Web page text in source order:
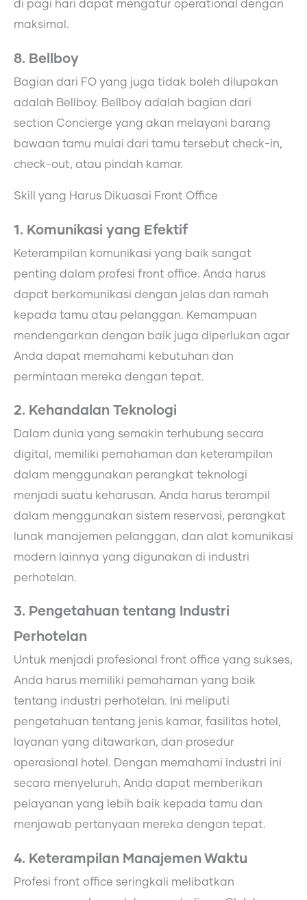
di pagi hari dapat mengatur operational dengan
maksimal.
8. Bellboy
Bagian dari FO yang juga tidak boleh dilupakan
adalah Bellboy. Bellboy adalah bagian dari
section Concierge yang akan melayani barang
bawaan tamu mulai dari tamu tersebut check-in,
check-out, atau pindah kamar.
Skill yang Harus Dikuasai Front Office
1. Komunikasi yang Efektif
Keterampilan komunikasi yang baik sangat
penting dalam profesi front office. Anda harus
dapat berkomunikasi dengan jelas dan ramah
kepada tamu atau pelanggan. Kemampuan
mendengarkan dengan baik juga diperlukan agar
Anda dapat memahami kebutuhan dan
permintaan mereka dengan tepat.
2. Kehandalan Teknologi
Dalam dunia yang semakin terhubung secara
digital, memiliki pemahaman dan keterampilan
dalam menggunakan perangkat teknologi
menjadi suatu keharusan. Anda harus terampil
dalam menggunakan sistem reservasi, perangkat
lunak manajemen pelanggan, dan alat komunikasi
modern lainnya yang digunakan di industri
perhotelan.
3. Pengetahuan tentang Industri
Perhotelan
Untuk menjadi profesional front office yang sukses,
Anda harus memiliki pemahaman yang baik
tentang industri perhotelan. Ini meliputi
pengetahuan tentang jenis kamar, fasilitas hotel,
layanan yang ditawarkan, dan prosedur
operasional hotel. Dengan memahami industri ini
secara menyeluruh, Anda dapat memberikan
pelayanan yang lebih baik kepada tamu dan
menjawab pertanyaan mereka dengan tepat.
4. Keterampilan Manajemen Waktu
Profesi front office seringkali melibatkan